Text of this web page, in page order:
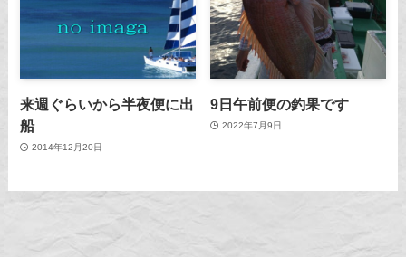
来週ぐらいから半夜便に出
船
2014年12月20日
9日午前便の釣果です
2022年7月9日